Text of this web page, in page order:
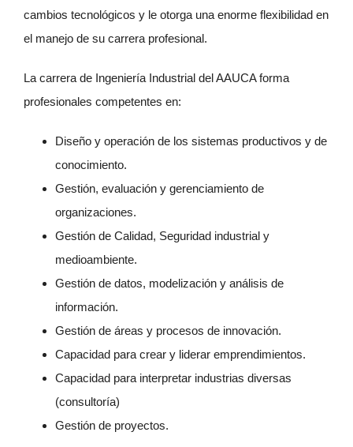
cambios tecnológicos y le otorga una enorme flexibilidad en
el manejo de su carrera profesional.
La carrera de Ingeniería Industrial del AAUCA forma
profesionales competentes en:
Diseño y operación de los sistemas productivos y de
conocimiento.
Gestión, evaluación y gerenciamiento de
organizaciones.
Gestión de Calidad, Seguridad industrial y
medioambiente.
Gestión de datos, modelización y análisis de
información.
Gestión de áreas y procesos de innovación.
Capacidad para crear y liderar emprendimientos.
Capacidad para interpretar industrias diversas
(consultoría)
Gestión de proyectos.